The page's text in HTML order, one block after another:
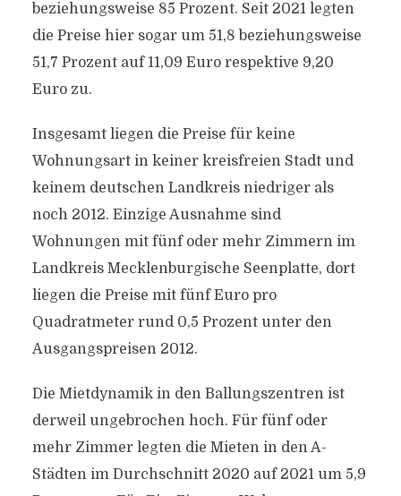
beziehungsweise 85 Prozent. Seit 2021 legten
die Preise hier sogar um 51,8 beziehungsweise
51,7 Prozent auf 11,09 Euro respektive 9,20
Euro zu.
Insgesamt liegen die Preise für keine
Wohnungsart in keiner kreisfreien Stadt und
keinem deutschen Landkreis niedriger als
noch 2012. Einzige Ausnahme sind
Wohnungen mit fünf oder mehr Zimmern im
Landkreis Mecklenburgische Seenplatte, dort
liegen die Preise mit fünf Euro pro
Quadratmeter rund 0,5 Prozent unter den
Ausgangspreisen 2012.
Die Mietdynamik in den Ballungszentren ist
derweil ungebrochen hoch. Für fünf oder
mehr Zimmer legten die Mieten in den A-
Städten im Durchschnitt 2020 auf 2021 um 5,9